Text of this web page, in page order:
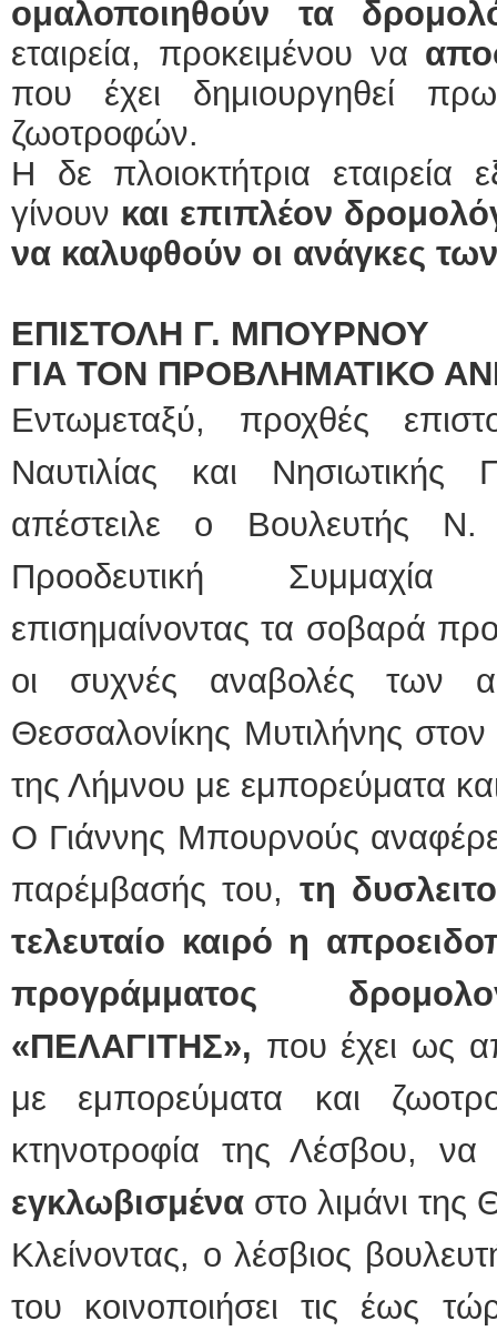
ομαλοποιηθούν τα
εταιρεία, προκειμένου να
που έχει δημιουργηθεί
ζωοτροφών.
Η δε πλοιοκτήτρια
γίνουν και επιπλέον
να καλυφθούν οι ανάγκες
ΕΠΙΣΤΟΛΗ Γ. ΜΠΟΥΡΝΟΥ
ΓΙΑ ΤΟΝ ΠΡΟΒΛΗΜΑΤΙΚΟ
Εντωμεταξύ, προχθές
Ναυτιλίας και Νησιωτικής
απέστειλε ο Βουλευτής
Προοδευτική
επισημαίνοντας τα σοβαρά
οι συχνές αναβολές των
Θεσσαλονίκης Μυτιλήνης
της Λήμνου με εμπορεύματα
O Γιάννης Μπουρνούς
παρέμβασής του, τη
τελευταίο καιρό η
προγράμματος
«ΠΕΛΑΓΙΤΗΣ», που έχει ως
με εμπορεύματα και
κτηνοτροφία της Λέσβου,
εγκλωβισμένα στο λιμάνι της
Κλείνοντας, ο λέσβιος
του κοινοποιήσει τις έως